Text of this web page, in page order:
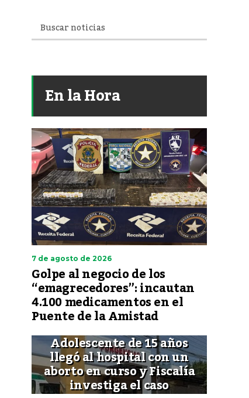
En la Hora
7 de agosto de 2026
Golpe al negocio de los
“emagrecedores”: incautan
4.100 medicamentos en el
Puente de la Amistad
Adolescente de 15 años
llegó al hospital con un
aborto en curso y Fiscalía
investiga el caso